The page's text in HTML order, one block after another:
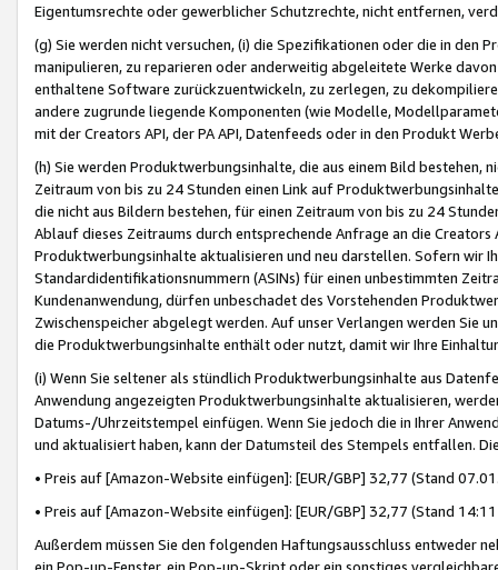
Eigentumsrechte oder gewerblicher Schutzrechte, nicht entfernen,
(g) Sie werden nicht versuchen, (i) die Spezifikationen oder die in
manipulieren, zu reparieren oder anderweitig abgeleitete Werke
enthaltene Software zurückzuentwickeln, zu zerlegen, zu
andere zugrunde liegende Komponenten (wie Modelle,
mit der Creators API, der PA API, Datenfeeds oder in den Produkt
(h) Sie werden Produktwerbungsinhalte, die aus einem Bild bestehen,
Zeitraum von bis zu 24 Stunden einen Link auf
die nicht aus Bildern bestehen, für einen Zeitraum von bis zu 24
Ablauf dieses Zeitraums durch entsprechende Anfrage an die
Produktwerbungsinhalte aktualisieren und neu darstellen. Sofern wir
Standardidentifikationsnummern (ASINs) für einen unbestimmten
Kundenanwendung, dürfen unbeschadet des Vorstehenden
Zwischenspeicher abgelegt werden. Auf unser Verlangen werden Sie
die Produktwerbungsinhalte enthält oder nutzt, damit wir Ihre
(i) Wenn Sie seltener als stündlich Produktwerbungsinhalte aus
Anwendung angezeigten Produktwerbungsinhalte aktualisieren,
Datums-/Uhrzeitstempel einfügen. Wenn Sie jedoch die in Ihrer
und aktualisiert haben, kann der Datumsteil des Stempels entfallen.
• Preis auf [Amazon-Website einfügen]: [EUR/GBP] 32,77 (Stand
• Preis auf [Amazon-Website einfügen]: [EUR/GBP] 32,77 (Stand
Außerdem müssen Sie den folgenden Haftungsausschluss entweder
ein Pop-up-Fenster, ein Pop-up-Skript oder ein sonstiges